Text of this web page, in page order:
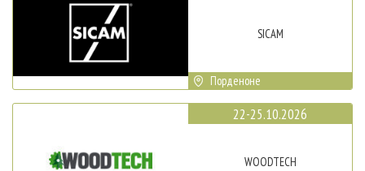
SICAM
Порденоне
22-25.10.2026
WOODTECH